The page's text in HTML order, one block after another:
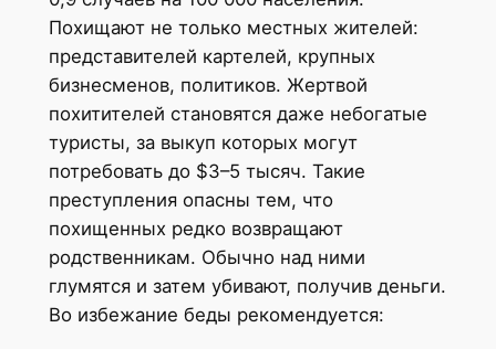
Похищают не только местных жителей:
представителей картелей, крупных
бизнесменов, политиков. Жертвой
похитителей становятся даже небогатые
туристы, за выкуп которых могут
потребовать до $3–5 тысяч. Такие
преступления опасны тем, что
похищенных редко возвращают
родственникам. Обычно над ними
глумятся и затем убивают, получив деньги.
Во избежание беды рекомендуется: